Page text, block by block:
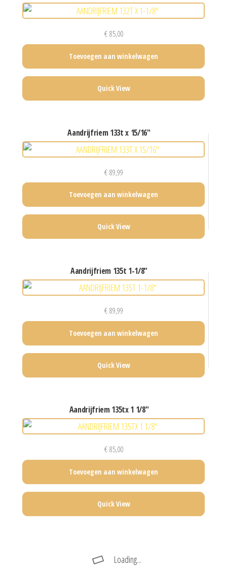
€85,00
Toevoegen aan winkelwagen
Quick View
aandrijfriem 133t x 15/16″
€89,99
Toevoegen aan winkelwagen
Quick View
aandrijfriem 135t 1-1/8″
€89,99
Toevoegen aan winkelwagen
Quick View
aandrijfriem 135tx 1 1/8″
€85,00
Toevoegen aan winkelwagen
Quick View
Loading...